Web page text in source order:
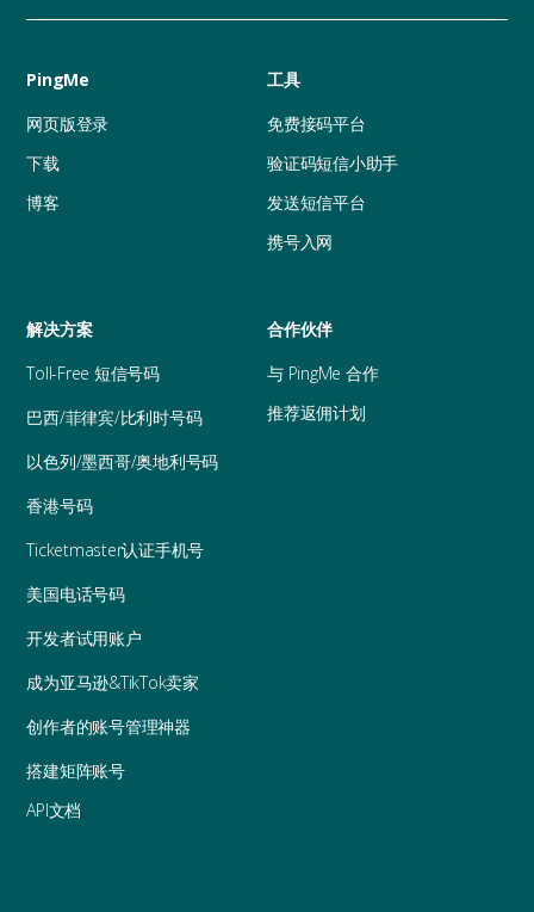
PingMe
网页版登录
下载
博客
工具
免费接码平台
验证码短信小助手
发送短信平台
携号入网
解决方案
Toll-Free 短信号码
巴西/菲律宾/比利时号码
以色列/墨西哥/奥地利号码
香港号码
Ticketmaster认证手机号
美国电话号码
开发者试用账户
成为亚马逊&TikTok卖家
创作者的账号管理神器
搭建矩阵账号
API文档
合作伙伴
与 PingMe 合作
推荐返佣计划